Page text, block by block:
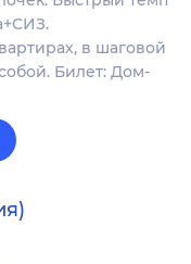
в шаговой
Билет: Дом-